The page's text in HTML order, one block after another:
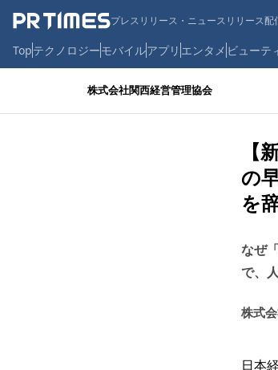
プレスリリース・ニュースリリース配
Topテクノロジーモバイルアプリ エンタメ ビューテ
株式会社関西経営管理協会
【
の
を
なぜ
で、
株式
日本